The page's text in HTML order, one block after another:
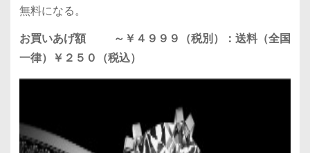
無料になる。
お買いあげ額 ～￥４９９９（税別）：送料（全国
一律）￥２５０（税込）